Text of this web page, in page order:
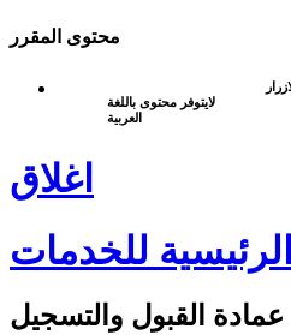
محتوى المقرر
لايتوفر محتوى باللغة
العربية
اغلاق
للخدمات
عمادة القبول والتسجيل